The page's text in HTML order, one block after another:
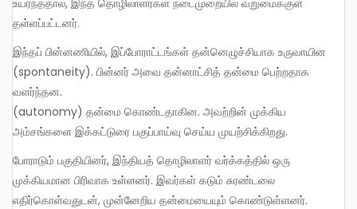
தள்ளப்பட்டனர்.
இந்தப் பின்னணியில், இப்போராட்டங்கள் தன்னெழுச்சியாக உருவாயின
(spontaneity). பின்னர் அவை தன்னாட்சித் தன்மை பெற்றதாக
வளர்ந்தன.
(autonomy) தன்மை கொண்டதாகின. அவற்றின் முக்கிய
அம்சங்களை இக்கட்டுரை பகுப்பாய்வு செய்ய முயற்சிக்கிறது.
போராடும் பகுதியினர், இந்தியத் தொழிலாளர் வர்க்கத்தில் ஒரு
முக்கியமான பிரிவாக உள்ளனர். இவர்கள் கடும் சுரண்டலை
எதிர்கொள்வதுடன், முன்னேறிய தன்மையையும் கொண்டுள்ளனர்.